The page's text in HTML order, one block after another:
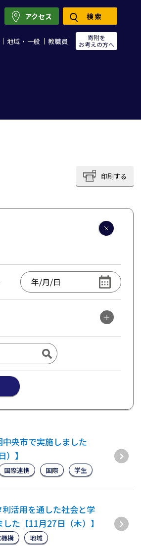
地域・一般 教職員
寄附を
お考えの方へ
アクセス 検索
印刷する
央市で実施しました
）】
国際連携 国際 学生
利活用を通した社会と学
た【11月27日（木）】
構 地域